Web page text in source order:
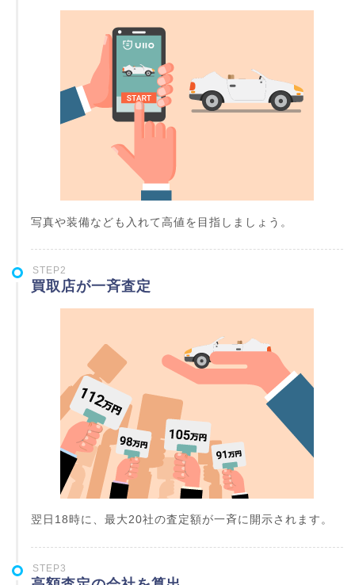
写真や装備なども入れて高値を目指しましょう。
STEP2
買取店が一斉査定
翌日18時に、最大20社の査定額が一斉に開示されます。
STEP3